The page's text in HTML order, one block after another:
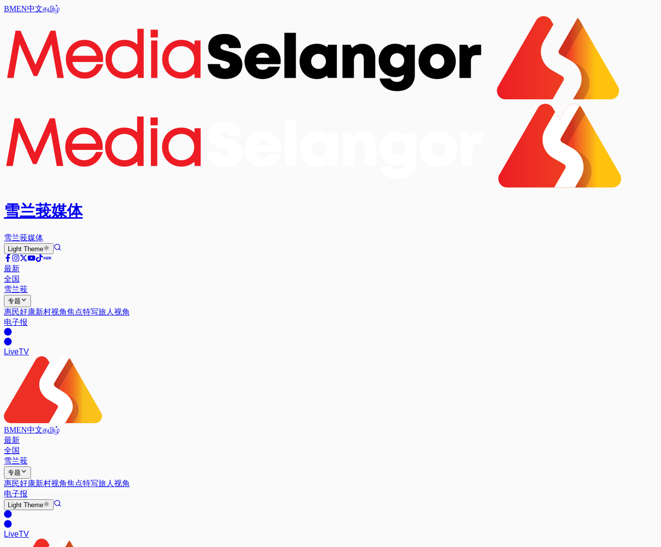
BMEN中文தமிழ்
雪兰莪媒体
雪兰莪媒体
Light Theme
最新
全国
雪兰莪
专题
惠民好康新村视角焦点特写旅人视角
电子报
LiveTV
BMEN中文தமிழ்
最新
全国
雪兰莪
专题
惠民好康新村视角焦点特写旅人视角
电子报
Light Theme
LiveTV